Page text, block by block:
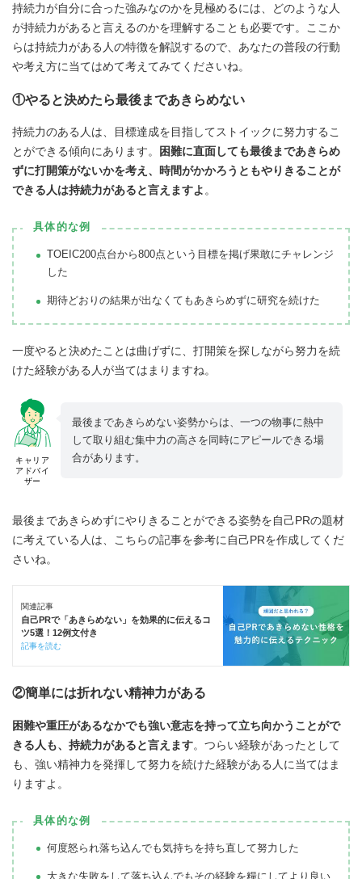
持続力が自分に合った強みなのかを見極めるには、どのような人
が持続力があると言えるのかを理解することも必要です。ここか
らは持続力がある人の特徴を解説するので、あなたの普段の行動
や考え方に当てはめて考えてみてくださいね。
①やると決めたら最後まであきらめない
持続力のある人は、目標達成を目指してストイックに努力するこ
とができる傾向にあります。
困難に直面しても最後まであきらめ
ずに打開策がないかを考え、時間がかかろうともやりきることが
できる人は持続力があると言えますよ 。
具体的な例
TOEIC200点台から800点という目標を掲げ果敢にチャレンジ
した
期待どおりの結果が出なくてもあきらめずに研究を続けた
一度やると決めたことは曲げずに、打開策を探しながら努力を続
けた経験がある人が当てはまりますね。
キャリア
アドバイ
ザー
最後まであきらめない姿勢からは、一つの物事に熱中
して取り組む集中力の高さを同時にアピールできる場
合があります。
最後まであきらめずにやりきることができる姿勢を自己PRの題材
に考えている人は、こちらの記事を参考に自己PRを作成してくだ
さいね。
関連記事
自己PRで「あきらめない」を効果的に伝えるコ
ツ5選！12例文付き
記事を読む
②簡単には折れない精神力がある
困難や重圧があるなかでも強い意志を持って立ち向かうことがで
きる人も、持続力があると言えます。つらい経験があったとして
も、強い精神力を発揮して努力を続けた経験がある人に当てはま
りますよ。
具体的な例
何度怒られ落ち込んでも気持ちを持ち直して努力した
大きな失敗をして落ち込んでもその経験を糧にしてより良い